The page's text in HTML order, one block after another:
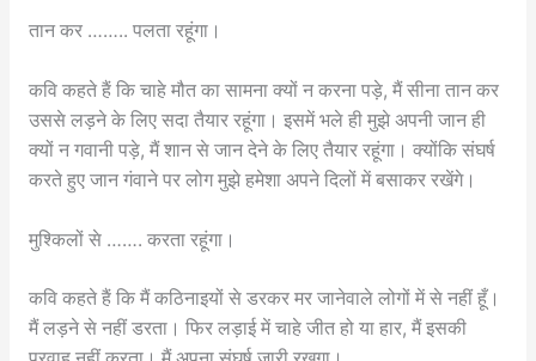
तान कर …….. पलता रहूंगा।
कवि कहते हैं कि चाहे मौत का सामना क्यों न करना पड़े, मैं सीना तान कर
उससे लड़ने के लिए सदा तैयार रहूंगा। इसमें भले ही मुझे अपनी जान ही
क्यों न गवानी पड़े, मैं शान से जान देने के लिए तैयार रहूंगा। क्योंकि संघर्ष
करते हुए जान गंवाने पर लोग मुझे हमेशा अपने दिलों में बसाकर रखेंगे।
मुश्किलों से ……. करता रहूंगा।
कवि कहते हैं कि मैं कठिनाइयों से डरकर मर जानेवाले लोगों में से नहीं हूँ।
मैं लड़ने से नहीं डरता। फिर लड़ाई में चाहे जीत हो या हार, मैं इसकी